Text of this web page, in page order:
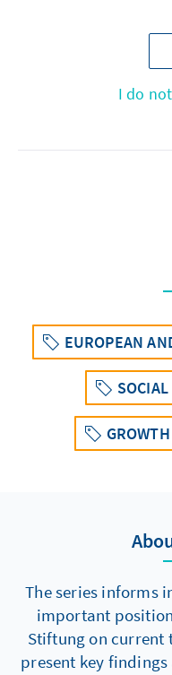
I do
EUROPEAN
The series informs
important
Stiftung on current
present key